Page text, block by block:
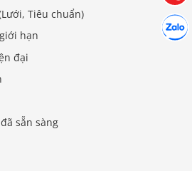
Tiêu chuẩn)
hạn
đại
sẵn sàng
Chát
Hợp tác